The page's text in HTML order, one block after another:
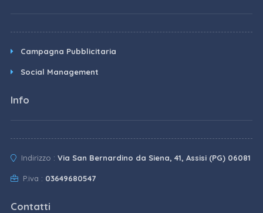
Campagna Pubblicitaria
Social Management
Info
Indirizzo : Via San Bernardino da Siena, 41, Assisi (PG) 06081
P.iva : 03649680547
Contatti